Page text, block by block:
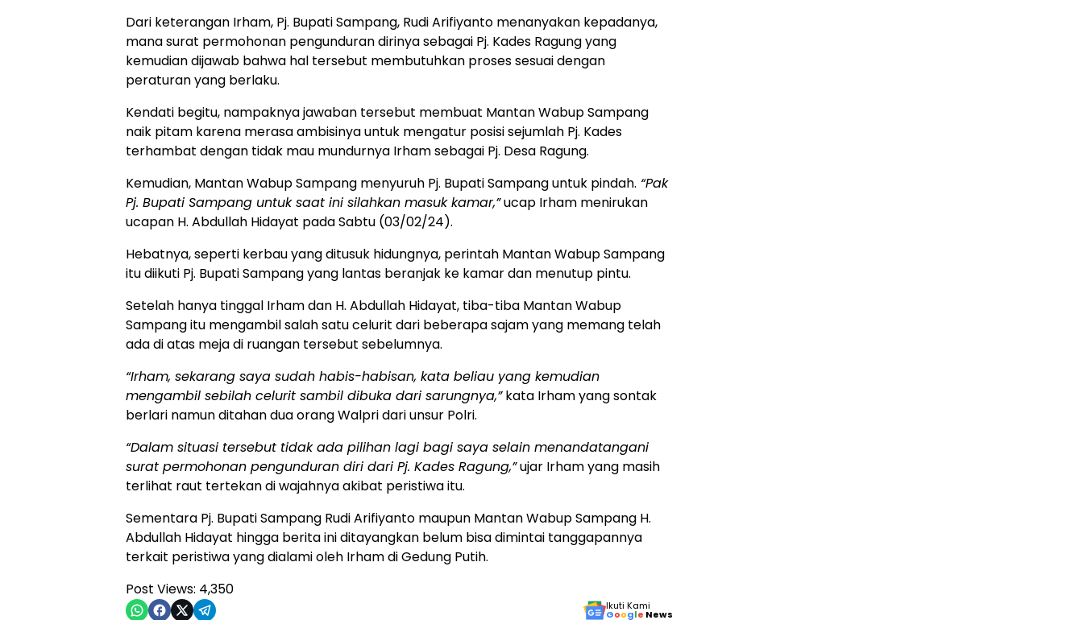
Dari keterangan Irham, Pj. Bupati Sampang, Rudi Arifiyanto menanyakan kepadanya,
mana surat permohonan pengunduran dirinya sebagai Pj. Kades Ragung yang
kemudian dijawab bahwa hal tersebut membutuhkan proses sesuai dengan
peraturan yang berlaku.
Kendati begitu, nampaknya jawaban tersebut membuat Mantan Wabup Sampang
naik pitam karena merasa ambisinya untuk mengatur posisi sejumlah Pj. Kades
terhambat dengan tidak mau mundurnya Irham sebagai Pj. Desa Ragung.
Kemudian, Mantan Wabup Sampang menyuruh Pj. Bupati Sampang untuk pindah. “Pak
Pj. Bupati Sampang untuk saat ini silahkan masuk kamar,”ucap Irham menirukan
ucapan H. Abdullah Hidayat pada Sabtu (03/02/24).
Hebatnya, seperti kerbau yang ditusuk hidungnya, perintah Mantan Wabup Sampang
itu diikuti Pj. Bupati Sampang yang lantas beranjak ke kamar dan menutup pintu.
Setelah hanya tinggal Irham dan H. Abdullah Hidayat, tiba-tiba Mantan Wabup
Sampang itu mengambil salah satu celurit dari beberapa sajam yang memang telah
ada di atas meja di ruangan tersebut sebelumnya.
“Irham, sekarang saya sudah habis-habisan, kata beliau yang kemudian
mengambil sebilah celurit sambil dibuka dari sarungnya,”kata Irham yang sontak
berlari namun ditahan dua orang Walpri dari unsur Polri.
“Dalam situasi tersebut tidak ada pilihan lagi bagi saya selain menandatangani
surat permohonan pengunduran diri dari Pj. Kades Ragung,”ujar Irham yang masih
terlihat raut tertekan di wajahnya akibat peristiwa itu.
Sementara Pj. Bupati Sampang Rudi Arifiyanto maupun Mantan Wabup Sampang H.
Abdullah Hidayat hingga berita ini ditayangkan belum bisa dimintai tanggapannya
terkait peristiwa yang dialami oleh Irham di Gedung Putih.
Post Views: 4,350
Ikuti Kami
Google News